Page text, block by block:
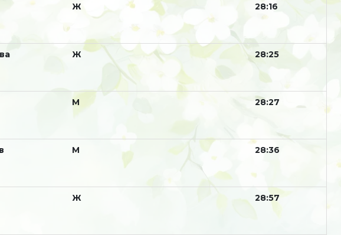
Ж 28:16
Ж 28:25
М 28:27
М 28:36
Ж 28:57